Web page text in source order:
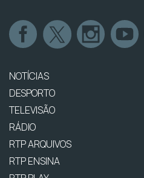
NOTÍCIAS
DESPORTO
TELEVISÃO
RÁDIO
RTP ARQUIVOS
RTP ENSINA